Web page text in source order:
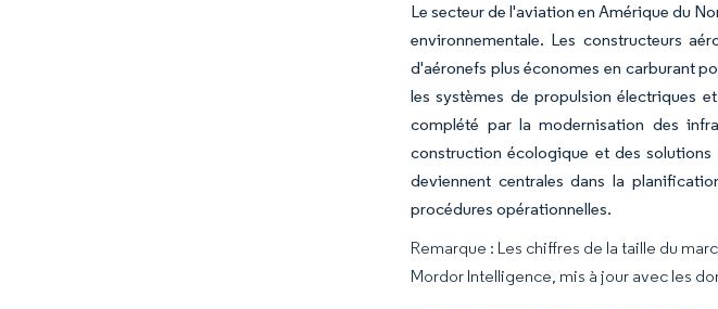
Le secteur de l'aviation en Amérique du
environnementale. Les constructeurs
d'aéronefs plus économes en carburant
les systèmes de propulsion électriques
complété par la modernisation des
construction écologique et des solutions
deviennent centrales dans la
procédures opérationnelles.
Remarque : Les chiffres de la taille du
Mordor Intelligence, mis à jour avec les